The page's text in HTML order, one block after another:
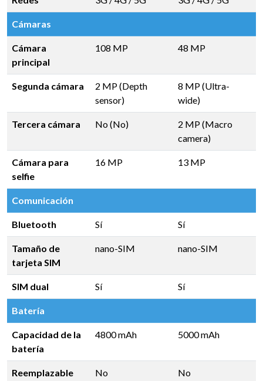
Cámaras
Cámara
principal
108 MP 48 MP
Segunda cámara
2 MP (Depth
sensor)
8 MP (Ultra-
wide)
Tercera cámara No (No)
2 MP (Macro
camera)
Cámara para
selfie
16 MP 13 MP
Comunicación
Bluetooth Sí Sí
Tamaño de
tarjeta SIM
nano-SIM nano-SIM
SIM dual Sí Sí
Batería
Capacidad de la
batería
4800 mAh 5000 mAh
Reemplazable No No